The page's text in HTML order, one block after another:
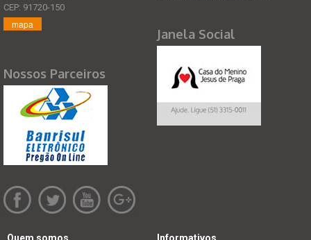
CEP: 91720-150
mapa
Nossos Parceiros
Janela Social